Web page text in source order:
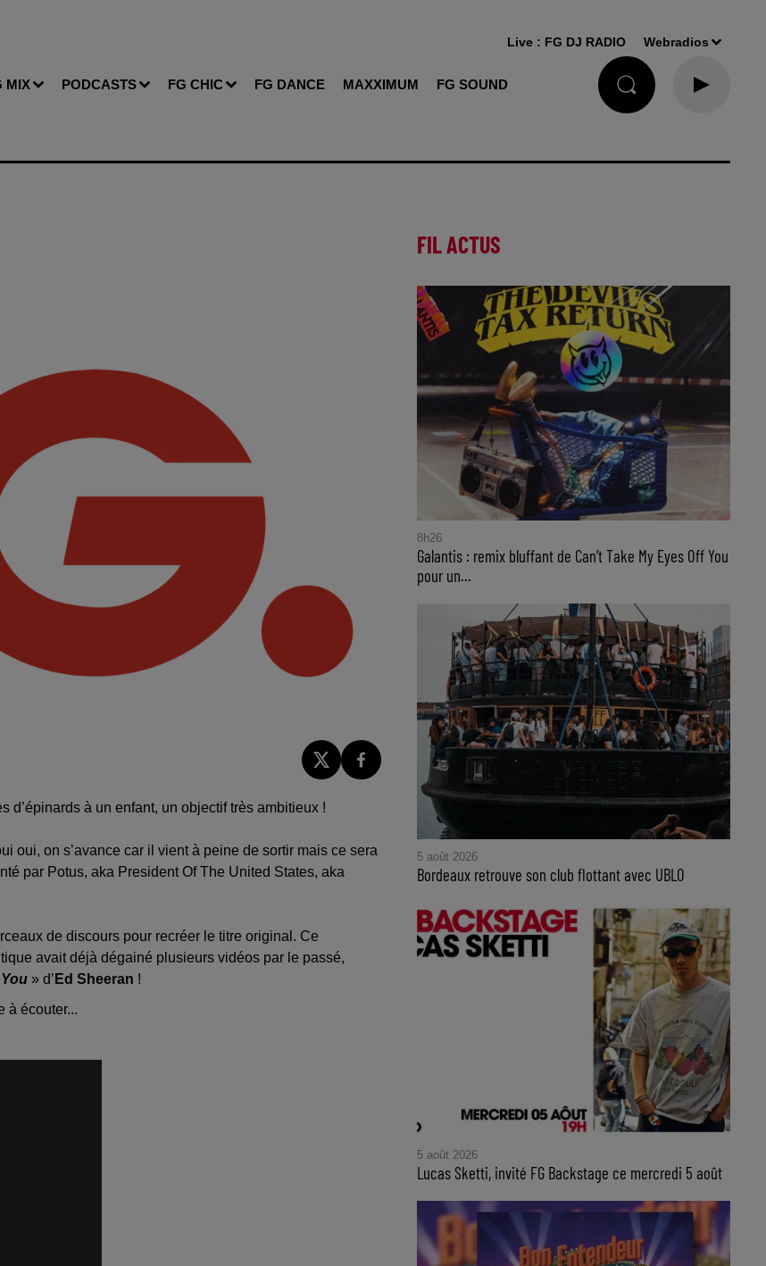
MIX PODCASTS FG CHIC FG DANCE MAXXIMUM FG SOUND
Live : FG DJ RADIO Webradios
d’épinards à un enfant, un objectif très ambitieux !
oui, on s’avance car il vient à peine de sortir mais ce sera
par Potus, aka President Of The United States, aka
de discours pour recréer le titre original. Ce
avait déjà dégainé plusieurs vidéos par le passé,
» d’ Ed Sheeran !
à écouter...
FIL ACTUS
8h26
Galantis : remix bluffant de Can’t Take My Eyes Off You
pour un...
5 août 2026
Bordeaux retrouve son club flottant avec UBLO
5 août 2026
Lucas Sketti, invité FG Backstage ce mercredi 5 août